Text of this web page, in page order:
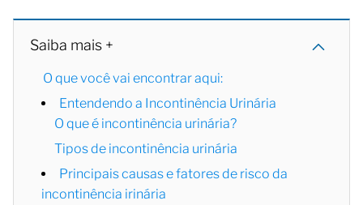
Saiba mais +
O que você vai encontrar aqui:
Entendendo a Incontinência Urinária
O que é incontinência urinária?
Tipos de incontinência urinária
Principais causas e fatores de risco da
incontinência irinária